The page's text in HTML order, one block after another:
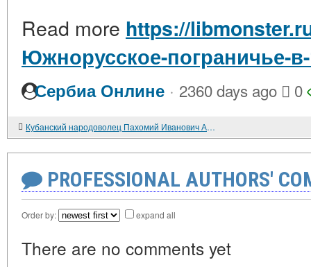
Read more https://
Южнорусское-пограничье-в-
Сербиа Онлине · 2360 days ago 0
Кубанский народоволец Пахомий Иванович Андреюшкин
PROFESSIONAL AUTHORS'
Order by: expand all
There are no comments yet